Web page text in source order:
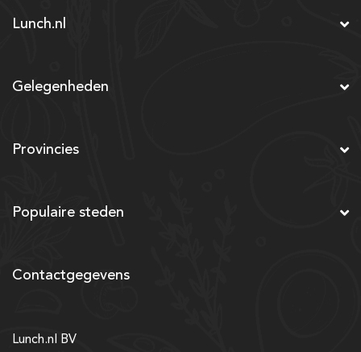
Lunch.nl
Gelegenheden
Provincies
Populaire steden
Contactgegevens
Lunch.nl BV